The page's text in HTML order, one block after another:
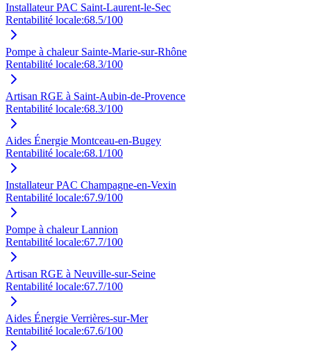
Installateur PAC Saint-Laurent-le-Sec
Rentabilité locale:68.5/100
Pompe à chaleur Sainte-Marie-sur-Rhône
Rentabilité locale:68.3/100
Artisan RGE à Saint-Aubin-de-Provence
Rentabilité locale:68.3/100
Aides Énergie Montceau-en-Bugey
Rentabilité locale:68.1/100
Installateur PAC Champagne-en-Vexin
Rentabilité locale:67.9/100
Pompe à chaleur Lannion
Rentabilité locale:67.7/100
Artisan RGE à Neuville-sur-Seine
Rentabilité locale:67.7/100
Aides Énergie Verrières-sur-Mer
Rentabilité locale:67.6/100